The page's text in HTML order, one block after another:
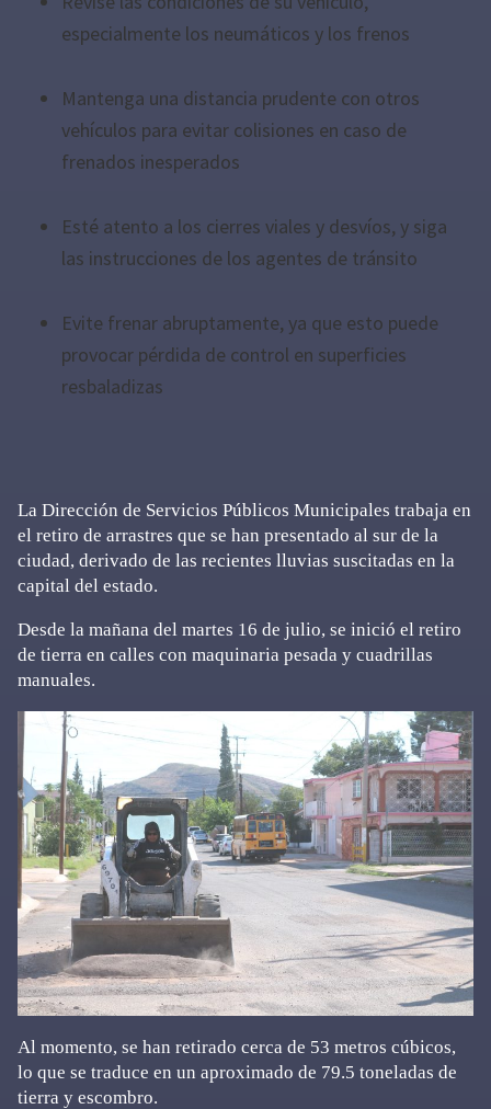
especialmente los neumáticos y los frenos
Mantenga una distancia prudente con otros
vehículos para evitar colisiones en caso de
frenados inesperados
Esté atento a los cierres viales y desvíos, y siga
las instrucciones de los agentes de tránsito
Evite frenar abruptamente, ya que esto puede
provocar pérdida de control en superficies
resbaladizas
La Dirección de Servicios Públicos Municipales trabaja en
el retiro de arrastres que se han presentado al sur de la
ciudad, derivado de las recientes lluvias suscitadas en la
capital del estado.
Desde la mañana del martes 16 de julio, se inició el retiro
de tierra en calles con maquinaria pesada y cuadrillas
manuales.
Al momento, se han retirado cerca de 53 metros cúbicos,
lo que se traduce en un aproximado de 79.5 toneladas de
tierra y escombro.